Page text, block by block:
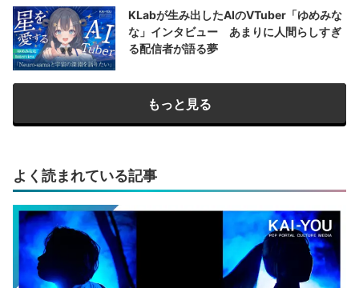
KLabが生み出したAIのVTuber「ゆめみな
な」インタビュー あまりに人間らしすぎ
る配信者が語る夢
もっと見る
よく読まれている記事